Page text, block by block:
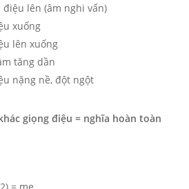
lên (âm nghi vấn)
xuống
lên xuống
tăng dần
nặng nề, đột ngột
giọng điệu = nghĩa hoàn toàn